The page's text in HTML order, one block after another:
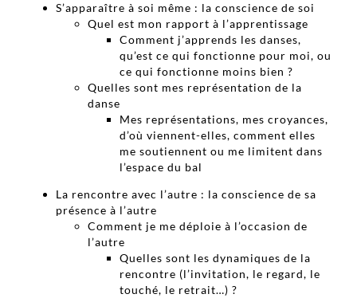
S’apparaître à soi même : la conscience de soi
Quel est mon rapport à l’apprentissage
Comment j’apprends les danses,
qu’est ce qui fonctionne pour moi, ou
ce qui fonctionne moins bien ?
Quelles sont mes représentation de la
danse
Mes représentations, mes croyances,
d’où viennent-elles, comment elles
me soutiennent ou me limitent dans
l’espace du bal
La rencontre avec l’autre : la conscience de sa
présence à l’autre
Comment je me déploie à l’occasion de
l’autre
Quelles sont les dynamiques de la
rencontre (l’invitation, le regard, le
touché, le retrait…) ?